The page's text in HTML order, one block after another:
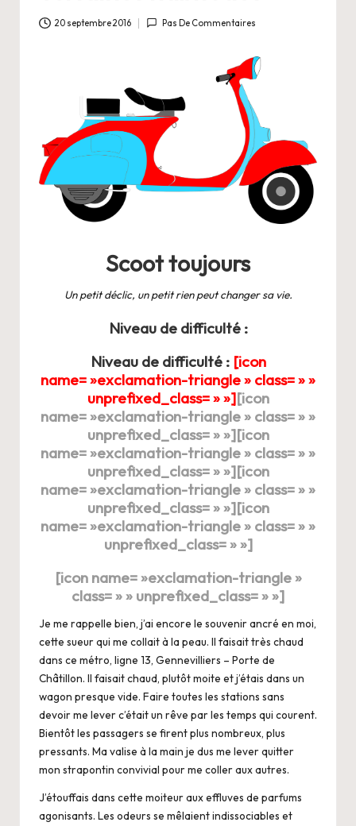
n
s
a
V
20 septembre 2016 Pas De Commentaires
Scoot toujours
Un petit déclic, un petit rien peut changer sa vie.
Niveau de difficulté :
Niveau de difficulté : [icon
name= »exclamation-triangle » class= » »
unprefixed_class= » »][icon
name= »exclamation-triangle » class= » »
unprefixed_class= » »][icon
name= »exclamation-triangle » class= » »
unprefixed_class= » »][icon
name= »exclamation-triangle » class= » »
unprefixed_class= » »][icon
name= »exclamation-triangle » class= » »
unprefixed_class= » »]
[icon name= »exclamation-triangle »
class= » » unprefixed_class= » »]
Je me rappelle bien, j’ai encore le souvenir ancré en moi,
cette sueur qui me collait à la peau. Il faisait très chaud
dans ce métro, ligne 13, Gennevilliers – Porte de
Châtillon. Il faisait chaud, plutôt moite et j’étais dans un
wagon presque vide. Faire toutes les stations sans
devoir me lever c’était un rêve par les temps qui courent.
Bientôt les passagers se firent plus nombreux, plus
pressants. Ma valise à la main je dus me lever quitter
mon strapontin convivial pour me coller aux autres.
J’étouffais dans cette moiteur aux effluves de parfums
agonisants. Les odeurs se mêlaient indissociables et